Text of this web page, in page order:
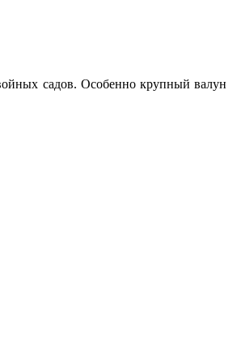
садов. Особенно крупный валун